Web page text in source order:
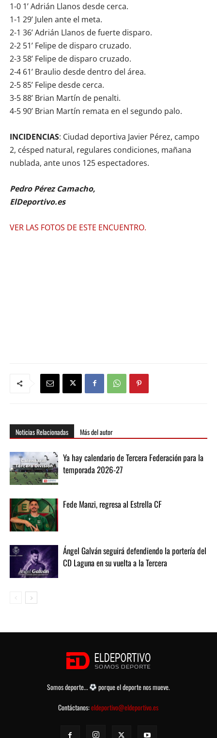
1-0 1’ Adrián Llanos desde cerca.
1-1 29’ Julen ante el meta.
2-1 36’ Adrián Llanos de fuerte disparo.
2-2 51’ Felipe de disparo cruzado.
2-3 58’ Felipe de disparo cruzado.
2-4 61’ Braulio desde dentro del área.
2-5 85’ Felipe desde cerca.
3-5 88’ Brian Martín de penalti.
4-5 90’ Brian Martín remata en el segundo palo.
INCIDENCIAS: Ciudad deportiva Javier Pérez, campo
2, césped natural, regulares condiciones, mañana
nublada, ante unos 125 espectadores.
Pedro Pérez Camacho,
ElDeportivo.es
VER LAS FOTOS DE ESTE ENCUENTRO.
Noticias Relacionadas Más del autor
Ya hay calendario de Tercera Federación para la
temporada 2026-27
Fede Manzi, regresa al Estrella CF
Ángel Galván seguirá defendiendo la portería del
CD Laguna en su vuelta a la Tercera
Somos deporte...
porque el deporte nos mueve.
Contáctanos:eldeportivo@eldeportivo.es